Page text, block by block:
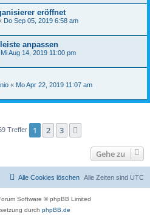
eröffnet
Do Sep 05, 2019 6:58 am
anpassen
Mi Aug 14, 2019 11:00 pm
« Mo Apr 22, 2019 11:07 am
Treffer 1 2 3
Gehe zu
Alle Zeiten sind UTC
Alle Cookies löschen
Software © phpBB Limited
durch phpBB.de